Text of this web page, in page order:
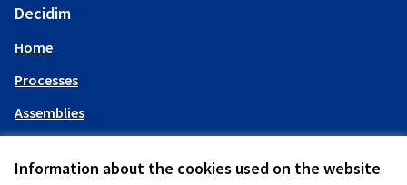
Information about the cookies used on the website
Decidim
Home
Processes
Assemblies